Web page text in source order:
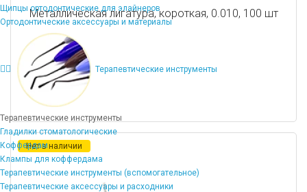
Щипцы ортодонтические для элайнеров
Ортодонтические аксессуары и материалы
Терапевтические инструменты
Терапевтические инструменты
Гладилки стоматологические
Коффердам
Клампы для коффердама
Терапевтические инструменты (вспомогательное)
Терапевтические аксессуары и расходники
Металлическая лигатура, короткая, 0.010, 100 шт
Нет в наличии